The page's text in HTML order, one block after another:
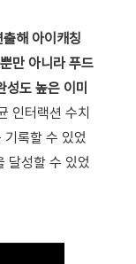
해 아이캐칭
만 아니라 푸드
도 높은 이미
인터랙션 수치
록할 수 있었
달성할 수 있었